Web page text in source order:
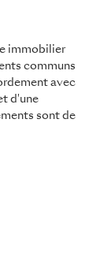
immobilier
communs
avec
d'une
sont de